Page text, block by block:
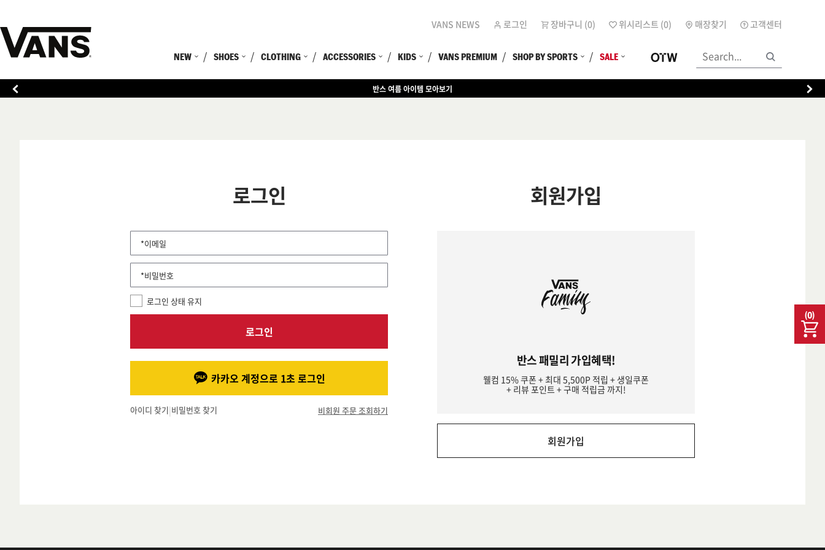
VANS NEWS 로그인 장바구니 (0) 위시리스트 (0) 매장찾기 고객센터
NEW SHOES CLOTHING ACCESSORIES KIDS VANS PREMIUM SHOP BY SPORTS SALE
(0)
반스 여름 아이템 모아보기
로그인
*이메일
*비밀번호
로그인 상태 유지
로그인
카카오 계정으로 1초 로그인
아이디 찾기|비밀번호 찾기 비회원 주문 조회하기
회원가입
반스 패밀리 가입혜택!
웰컴 15% 쿠폰 + 최대 5,500P 적립 + 생일쿠폰
+ 리뷰 포인트 + 구매 적립금 까지!
회원가입